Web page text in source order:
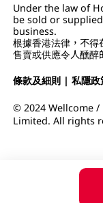
Under the law of
be sold or
business.
根據香港法律，不得
售賣或供應令人醺醉
條款及細則 |私隱政
© 2024 Wellcome /
Limited. All rights